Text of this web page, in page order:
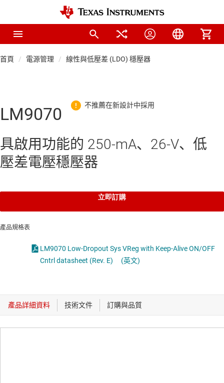
首頁 電源管理 線性與低壓差 (LDO) 穩壓器
LM9070
具啟用功能的 250-mA、26-V、低
壓差電壓穩壓器
立即訂購
產品規格表
LM9070 Low-Dropout Sys VReg with Keep-Alive ON/OFF
Cntrl datasheet (Rev. E)
(英文)